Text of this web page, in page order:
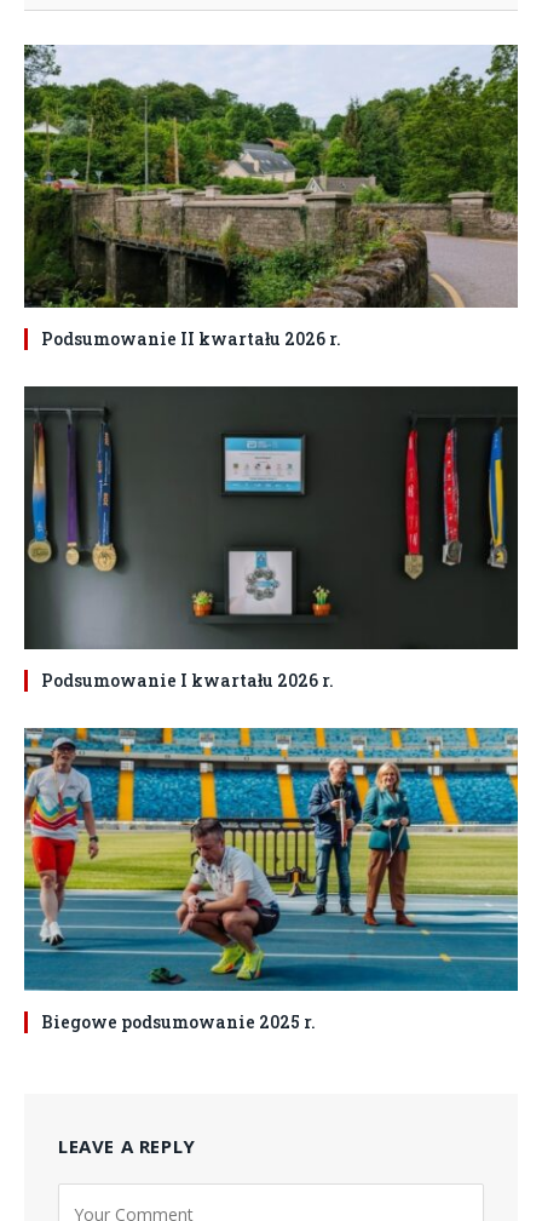
Podsumowanie II kwartału 2026 r.
Podsumowanie I kwartału 2026 r.
Biegowe podsumowanie 2025 r.
LEAVE A REPLY